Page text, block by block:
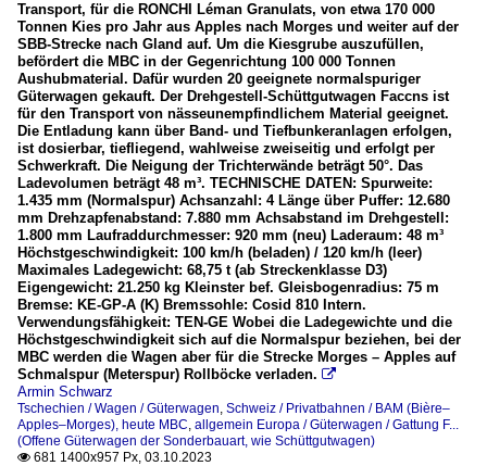
Transport, für die RONCHI Léman Granulats, von etwa 170 000
Tonnen Kies pro Jahr aus Apples nach Morges und weiter auf der
SBB-Strecke nach Gland auf. Um die Kiesgrube auszufüllen,
befördert die MBC in der Gegenrichtung 100 000 Tonnen
Aushubmaterial. Dafür wurden 20 geeignete normalspuriger
Güterwagen gekauft. Der Drehgestell-Schüttgutwagen Faccns ist
für den Transport von nässeunempfindlichem Material geeignet.
Die Entladung kann über Band- und Tiefbunkeranlagen erfolgen,
ist dosierbar, tiefliegend, wahlweise zweiseitig und erfolgt per
Schwerkraft. Die Neigung der Trichterwände beträgt 50°. Das
Ladevolumen beträgt 48 m³. TECHNISCHE DATEN: Spurweite:
1.435 mm (Normalspur) Achsanzahl: 4 Länge über Puffer: 12.680
mm Drehzapfenabstand: 7.880 mm Achsabstand im Drehgestell:
1.800 mm Laufraddurchmesser: 920 mm (neu) Laderaum: 48 m³
Höchstgeschwindigkeit: 100 km/h (beladen) / 120 km/h (leer)
Maximales Ladegewicht: 68,75 t (ab Streckenklasse D3)
Eigengewicht: 21.250 kg Kleinster bef. Gleisbogenradius: 75 m
Bremse: KE-GP-A (K) Bremssohle: Cosid 810 Intern.
Verwendungsfähigkeit: TEN-GE Wobei die Ladegewichte und die
Höchstgeschwindigkeit sich auf die Normalspur beziehen, bei der
MBC werden die Wagen aber für die Strecke Morges – Apples auf
Schmalspur (Meterspur) Rollböcke verladen. 
Armin Schwarz
Tschechien / Wagen / Güterwagen Schweiz / Privatbahnen / BAM (Bière–
Apples–Morges), heute MBC allgemein Europa / Güterwagen / Gattung F...
(Offene Güterwagen der Sonderbauart, wie Schüttgutwagen)
 681 1400x957 Px, 03.10.2023